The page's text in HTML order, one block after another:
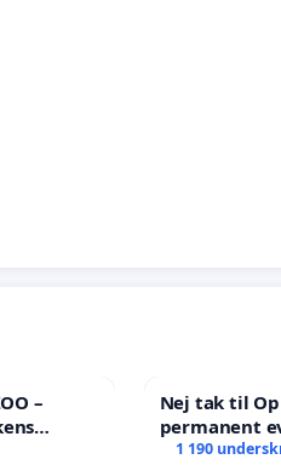
–
Nej tak til
permanent
- Ja tak til et
1 190